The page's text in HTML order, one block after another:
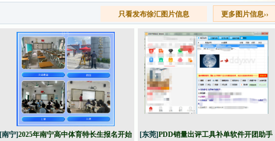
更多图片信息››
只看发布徐汇图片信息
[南宁]2025年南宁高中体育特长生报名开始
[东莞]PDD销量出评工具补单软件开团助手